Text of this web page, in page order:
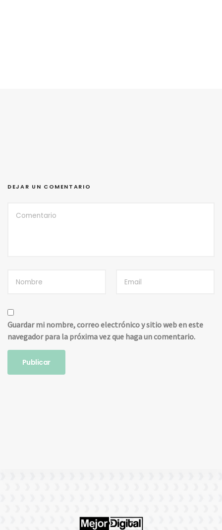
DEJAR UN COMENTARIO
Guardar mi nombre, correo electrónico y sitio web en este
navegador para la próxima vez que haga un comentario.